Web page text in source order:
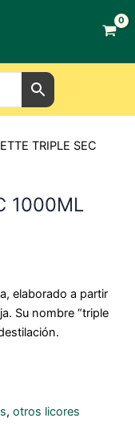
TRIPLE SEC
1000ML
elaborado a partir
Su nombre “triple
, otros licores